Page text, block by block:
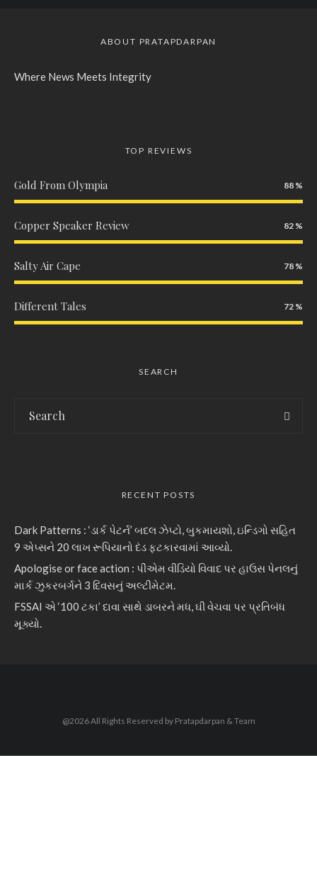
ABOUT PRATAPDARPAN
Where News Meets Integrity
TOP REVIEWS
Gold From Olympia 88
Copper Speaker Review 82
Salty Air Cape 78
Different Tales 72
SEARCH
RECENT POSTS
Dark Patterns : ‘ડાર્ક પેટર્ન’ બદલ ઝેપ્ટો, બુકમાયશો, ઇન્ડિગો સહિત
9 એપ્સને 20 લાખ રૂપિયાનો દંડ ફટકારવામાં આવ્યો.
Apologise or face action : પીએમ વીડિયો વિવાદ પર હાઉસ પેનલનું
માર્ક ઝુકરબર્ગને 3 દિવસનું અલ્ટીમેટમ.
FSSAI એ ‘100 ટકા’ દાવા સાથે ડાબરને મધ, ઘી વેચવા પર પ્રતિબંધ
મૂક્યો.
@2026 All Rights Reserved by Pratapdarpan & Team